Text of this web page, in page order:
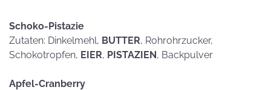
Schoko-Pistazie
Zutaten: Dinkelmehl, BUTTER, Rohrohrzucker,
Schokotropfen, EIER, PISTAZIEN, Backpulver
Apfel-Cranberry